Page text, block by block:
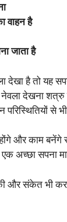
वाहन है
जाता है
देखा है तो यह
नेवला देखना शत्रु
से
और काम बनेंगे
अच्छा सपना
और संकेत भी